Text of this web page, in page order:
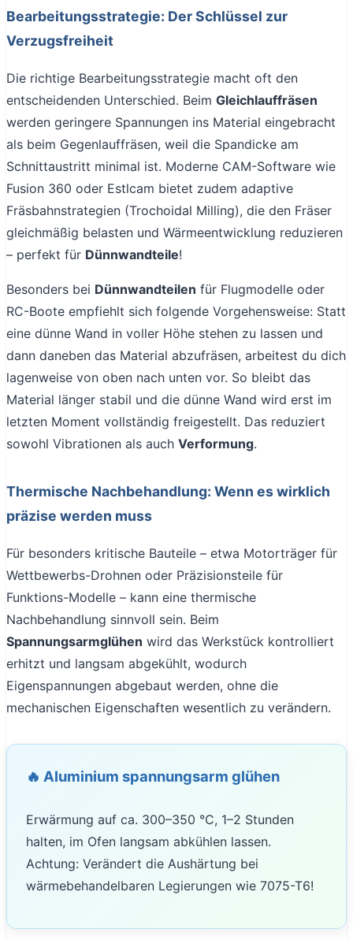
Bearbeitungsstrategie: Der Schlüssel zur
Verzugsfreiheit
Die richtige Bearbeitungsstrategie macht oft den
entscheidenden Unterschied. Beim Gleichlauffräsen
werden geringere Spannungen ins Material eingebracht
als beim Gegenlauffräsen, weil die Spandicke am
Schnittaustritt minimal ist. Moderne CAM-Software wie
Fusion 360 oder Estlcam bietet zudem adaptive
Fräsbahnstrategien (Trochoidal Milling), die den Fräser
gleichmäßig belasten und Wärmeentwicklung reduzieren
– perfekt für Dünnwandteile!
Besonders bei Dünnwandteilen für Flugmodelle oder
RC-Boote empfiehlt sich folgende Vorgehensweise: Statt
eine dünne Wand in voller Höhe stehen zu lassen und
dann daneben das Material abzufräsen, arbeitest du dich
lagenweise von oben nach unten vor. So bleibt das
Material länger stabil und die dünne Wand wird erst im
letzten Moment vollständig freigestellt. Das reduziert
sowohl Vibrationen als auch Verformung.
Thermische Nachbehandlung: Wenn es wirklich
präzise werden muss
Für besonders kritische Bauteile – etwa Motorträger für
Wettbewerbs-Drohnen oder Präzisionsteile für
Funktions-Modelle – kann eine thermische
Nachbehandlung sinnvoll sein. Beim
Spannungsarmglühen wird das Werkstück kontrolliert
erhitzt und langsam abgekühlt, wodurch
Eigenspannungen abgebaut werden, ohne die
mechanischen Eigenschaften wesentlich zu verändern.
🔥 Aluminium spannungsarm glühen
Erwärmung auf ca. 300–350 °C, 1–2 Stunden
halten, im Ofen langsam abkühlen lassen.
Achtung: Verändert die Aushärtung bei
wärmebehandelbaren Legierungen wie 7075-T6!